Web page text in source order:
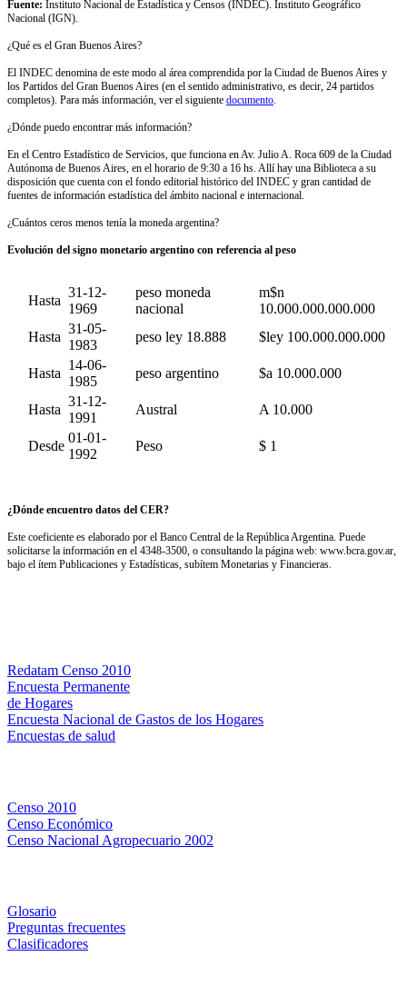
Fuente: Instituto Nacional de Estadística y Censos (INDEC). Instituto Geográfico
Nacional (IGN).
¿Qué es el Gran Buenos Aires?
El INDEC denomina de este modo al área comprendida por la Ciudad de Buenos Aires y
los Partidos del Gran Buenos Aires (en el sentido administrativo, es decir, 24 partidos
completos). Para más información, ver el siguiente documento.
¿Dónde puedo encontrar más información?
En el Centro Estadístico de Servicios, que funciona en Av. Julio A. Roca 609 de la Ciudad
Autónoma de Buenos Aires, en el horario de 9:30 a 16 hs. Allí hay una Biblioteca a su
disposición que cuenta con el fondo editorial histórico del INDEC y gran cantidad de
fuentes de información estadística del ámbito nacional e internacional.
¿Cuántos ceros menos tenía la moneda argentina?
Evolución del signo monetario argentino con referencia al peso
Hasta
31-12-
1969
peso moneda
nacional
m$n
10.000.000.000.000
Hasta
31-05-
1983
peso ley 18.888 $ley 100.000.000.000
Hasta
14-06-
1985
peso argentino $a 10.000.000
Hasta
31-12-
1991
Austral A 10.000
Desde
01-01-
1992
Peso $ 1
¿Dónde encuentro datos del CER?
Este coeficiente es elaborado por el Banco Central de la República Argentina. Puede
solicitarse la información en el 4348-3500, o consultando la página web: www.bcra.gov.ar,
bajo el ítem Publicaciones y Estadísticas, subítem Monetarias y Financieras.
Redatam Censo 2010
Encuesta Permanente
de Hogares
Encuesta Nacional de Gastos de los Hogares
Encuestas de salud
Censo 2010
Censo Económico
Censo Nacional Agropecuario 2002
Glosario
Preguntas frecuentes
Clasificadores